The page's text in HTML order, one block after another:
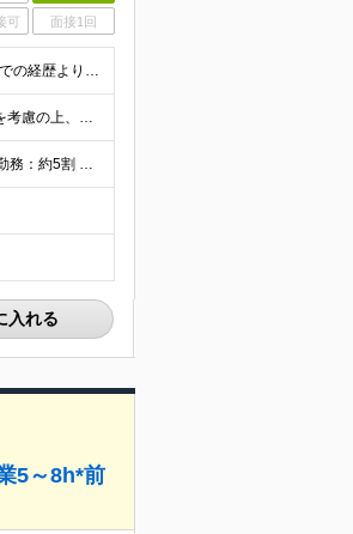
可 面接1回
【第二新卒大歓迎！未経験スタートもOKです◎】 ◆学歴不問 ◆未経験OK ☆これまでの経歴よりも「これから」を重視します！ ☆文系・理系、前職の雇用形態は一切問いません！ ＼先輩たちの前職もさまざ
【未経験から年収550万円可／1年で最大80万円UPの実績あり！】 ※経験・スキルを考慮の上、決定いたします。 【月給】27万円〜29万円 ※上記には固定残業代（月25時間分／4万5,000円〜4万
当社で働く社員の「90%以上」がリモートワークを活用しています！ フルリモート勤務：約5割 ハイブリッド勤務（リモート＋出社）：約4割 【本社】東京都千代田区丸の内2-4-1 丸の内ビルディング12
入れる
5～8h*前